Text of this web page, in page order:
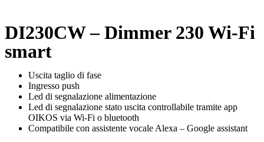
DI230CW – Dimmer 230 Wi-Fi
smart
Uscita taglio di fase
Ingresso push
Led di segnalazione alimentazione
Led di segnalazione stato uscita controllabile tramite app
OIKOS via Wi-Fi o bluetooth
Compatibile con assistente vocale Alexa – Google assistant